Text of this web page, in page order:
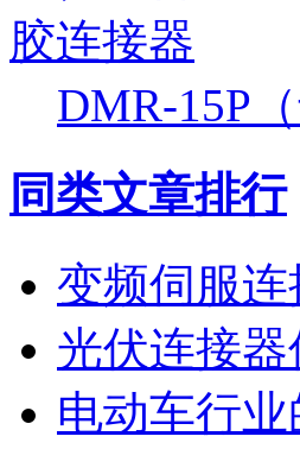
DMR-15P
同类文章排行
变频伺服
光伏连接
电动车行